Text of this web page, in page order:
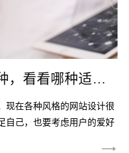
网站设计风格有很多种，看看哪种适合你？
现在各种风格的网站设计很
自己，也要考虑用户的爱好